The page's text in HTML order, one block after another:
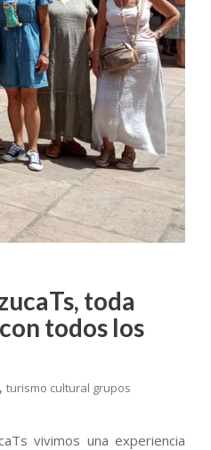
toda
todos los
, turismo cultural grupos
vivimos una experiencia